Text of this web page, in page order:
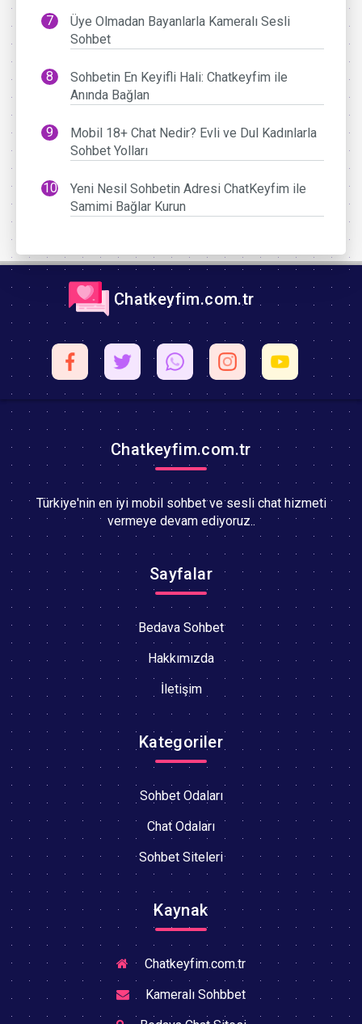
Üye Olmadan Bayanlarla Kameralı Sesli
Sohbet
Sohbetin En Keyifli Hali: Chatkeyfim ile
Anında Bağlan
Mobil 18+ Chat Nedir? Evli ve Dul Kadınlarla
Sohbet Yolları
Yeni Nesil Sohbetin Adresi ChatKeyfim ile
Samimi Bağlar Kurun
Chatkeyfim.com.tr
Chatkeyfim.com.tr
Türkiye'nin en iyi mobil sohbet ve sesli chat hizmeti
vermeye devam ediyoruz..
Sayfalar
Bedava Sohbet
Hakkımızda
İletişim
Kategoriler
Sohbet Odaları
Chat Odaları
Sohbet Siteleri
Kaynak
Chatkeyfim.com.tr
Kameralı Sohbbet